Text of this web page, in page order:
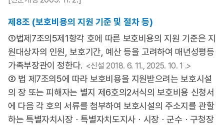
제8조 (보호비용의 지원 기준 및 절차 등)
①법제7조의5제1항각 호에 따른 보호비용의 지원 기준은 지
원대상자의 인원, 보호기간, 예산 등을 고려하여 매년성평등
가족부장관이 정한다. <신설 2018. 6. 11., 2025. 10. 1 .>
② 법 제7조의5에 따라 보호비용을 지원받으려는 보호시설
의 장 또는 피해자는 별지 제6호의2서식의 보호비용 신청서
에 다음 각 호의 서류를 첨부하여 보호시설의 주소지를 관할
하는 특별자치시장ㆍ특별자치도지사ㆍ시장ㆍ군수ㆍ구청장